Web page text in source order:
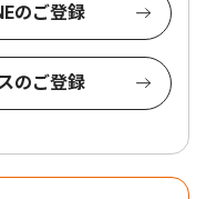
のご登録
のご登録